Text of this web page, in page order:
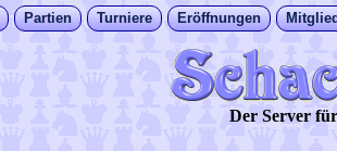
Partien Turniere Eröffnungen
Der Server